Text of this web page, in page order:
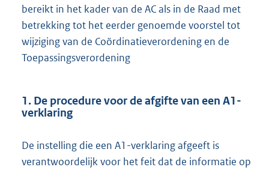
bereikt in het kader van de AC als in de Raad met
betrekking tot het eerder genoemde voorstel tot
wijziging van de Coördinatieverordening en de
Toepassingsverordening
1. De procedure voor de afgifte van een A1-
verklaring
De instelling die een A1-verklaring afgeeft is
verantwoordelijk voor het feit dat de informatie op